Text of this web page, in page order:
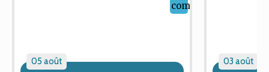
05 août 03 août